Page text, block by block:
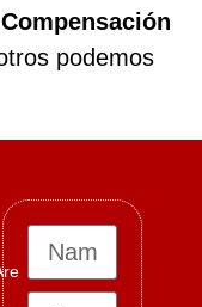
podemos